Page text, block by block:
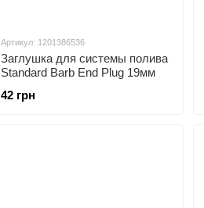
Артикул: 1201386536
Заглушка для системы полива
Standard Barb End Plug 19мм
42 грн